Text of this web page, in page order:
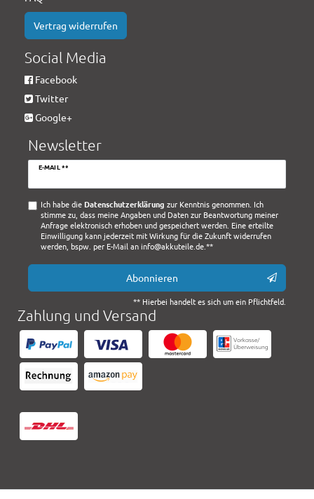
Vertrag widerrufen
Social Media
Facebook
Twitter
Google+
Newsletter
E-MAIL **
Newsletter
Ich habe die Daten­schutz­erklärung zur Kenntnis genommen. Ich
stimme zu, dass meine Angaben und Daten zur Beantwortung meiner
Anfrage elektronisch erhoben und gespeichert werden. Eine erteilte
Einwilligung kann jederzeit mit Wirkung für die Zukunft widerrufen
werden, bspw. per E-Mail an info@akkuteile.de.**
Abonnieren
** Hierbei handelt es sich um ein Pflichtfeld.
Zahlung und Versand